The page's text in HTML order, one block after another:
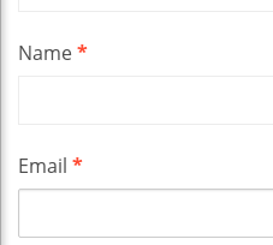
Name*
Email *